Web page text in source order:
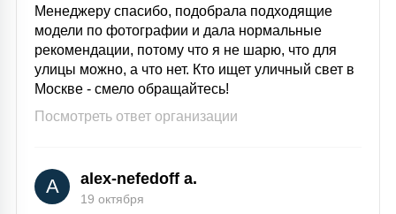
Менеджеру спасибо, подобрала подходящие
модели по фотографии и дала нормальные
рекомендации, потому что я не шарю, что для
улицы можно, а что нет. Кто ищет уличный свет в
Москве - смело обращайтесь!
Посмотреть ответ организации
A alex-nefedoff a.
19 октября